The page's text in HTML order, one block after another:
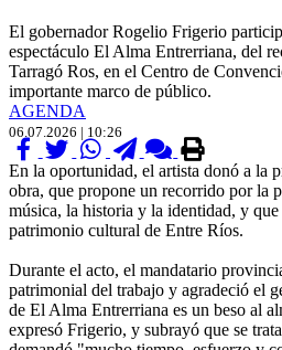
El gobernador Rogelio Frigerio
espectáculo El Alma Entrerriana, del
Tarragó Ros, en el Centro de
importante marco de público.
AGENDA
06.07.2026 | 10:26
En la oportunidad, el artista donó a la
obra, que propone un recorrido por la
música, la historia y la identidad, y que
patrimonio cultural de Entre Ríos.
Durante el acto, el mandatario
patrimonial del trabajo y agradeció el
de El Alma Entrerriana es un beso al
expresó Frigerio, y subrayó que se